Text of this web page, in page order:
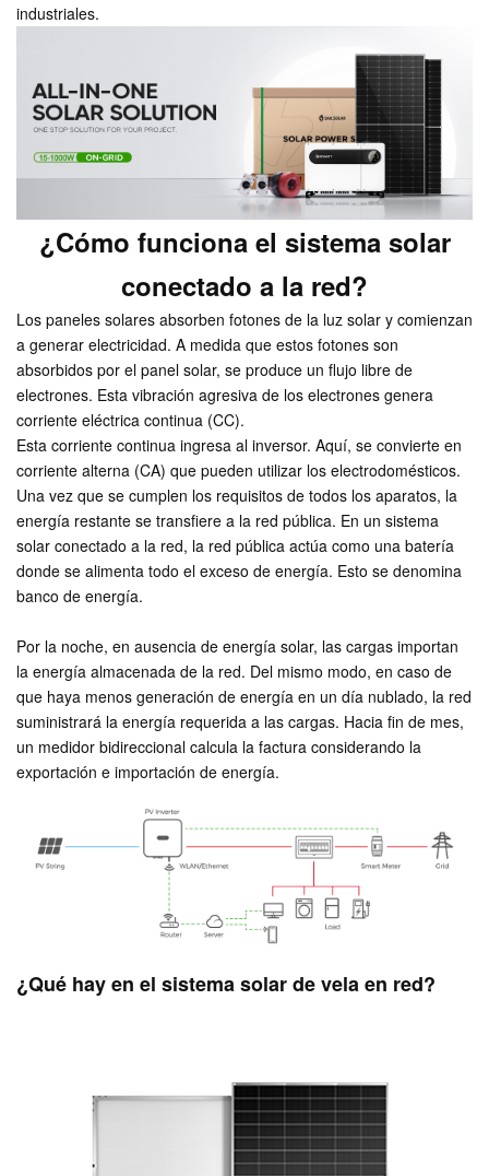
industriales.
¿Cómo funciona el sistema solar
conectado a la red?
Los paneles solares absorben fotones de la luz solar y comienzan
a generar electricidad. A medida que estos fotones son
absorbidos por el panel solar, se produce un flujo libre de
electrones. Esta vibración agresiva de los electrones genera
corriente eléctrica continua (CC).
Esta corriente continua ingresa al inversor. Aquí, se convierte en
corriente alterna (CA) que pueden utilizar los electrodomésticos.
Una vez que se cumplen los requisitos de todos los aparatos, la
energía restante se transfiere a la red pública. En un sistema
solar conectado a la red, la red pública actúa como una batería
donde se alimenta todo el exceso de energía. Esto se denomina
banco de energía.
Por la noche, en ausencia de energía solar, las cargas importan
la energía almacenada de la red. Del mismo modo, en caso de
que haya menos generación de energía en un día nublado, la red
suministrará la energía requerida a las cargas. Hacia fin de mes,
un medidor bidireccional calcula la factura considerando la
exportación e importación de energía.
¿Qué hay en el sistema solar de vela en red?